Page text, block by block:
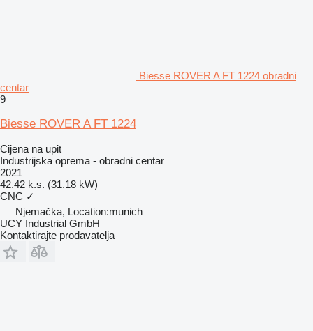
Biesse ROVER A FT 1224 obradni
centar
9
Biesse ROVER A FT 1224
Cijena na upit
Industrijska oprema - obradni centar
2021
42.42 k.s. (31.18 kW)
CNC ✓
Njemačka, Location:munich
UCY Industrial GmbH
Kontaktirajte prodavatelja